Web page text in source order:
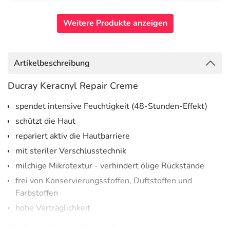
Weitere Produkte anzeigen
Artikelbeschreibung
Ducray Keracnyl Repair Creme
spendet intensive Feuchtigkeit (48-Stunden-Effekt)
schützt die Haut
repariert aktiv die Hautbarriere
mit steriler Verschlusstechnik
milchige Mikrotextur - verhindert ölige Rückstände
frei von Konservierungsstoffen, Duftstoffen und
Farbstoffen
hohe Verträglichkeit